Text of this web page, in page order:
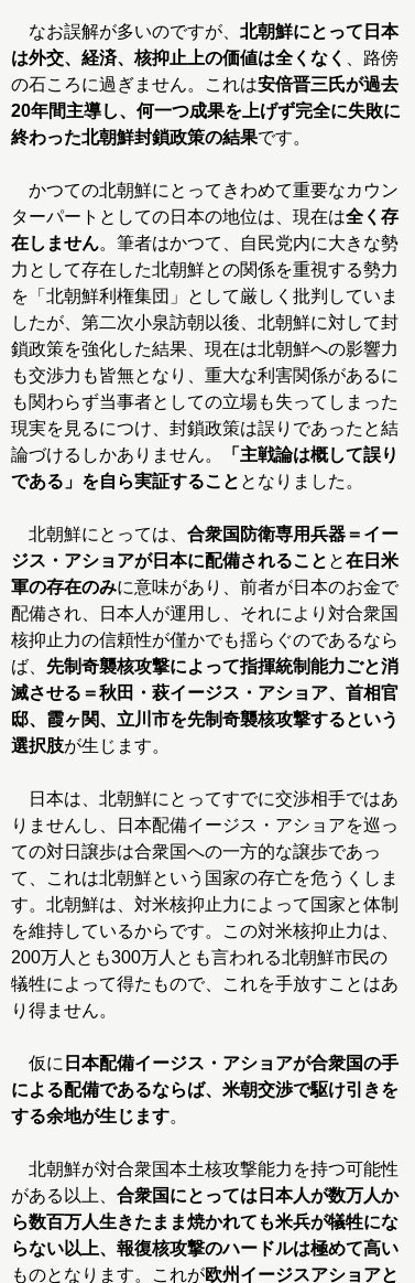
なお誤解が多いのですが、 北朝鮮にとって日本
は外交、経済、核抑止上の価値は全くなく 、路傍
の石ころに過ぎません。これは安倍晋三氏が過去
20年間主導し、何一つ成果を上げず完全に失敗に
終わった北朝鮮封鎖政策の結果です。
かつての北朝鮮にとってきわめて重要なカウン
ターパートとしての日本の地位は、現在は全く存
在しません。筆者はかつて、自民党内に大きな勢
力として存在した北朝鮮との関係を重視する勢力
を「北朝鮮利権集団」として厳しく批判していま
したが、第二次小泉訪朝以後、北朝鮮に対して封
鎖政策を強化した結果、現在は北朝鮮への影響力
も交渉力も皆無となり、重大な利害関係があるに
も関わらず当事者としての立場も失ってしまった
現実を見るにつけ、封鎖政策は誤りであったと結
論づけるしかありません。
「主戦論は概して誤り
である」を自ら実証すること となりました。
北朝鮮にとっては、 合衆国防衛専用兵器＝イー
ジス・アショアが日本に配備されること と在日米
軍の存在のみに意味があり、前者が日本のお金で
配備され、日本人が運用し、それにより対合衆国
核抑止力の信頼性が僅かでも揺らぐのであるなら
ば、 先制奇襲核攻撃によって指揮統制能力ごと消
滅させる＝秋田・萩イージス・アショア、首相官
邸、霞ヶ関、立川市を先制奇襲核攻撃するという
選択肢が生じます。
日本は、北朝鮮にとってすでに交渉相手ではあ
りませんし、日本配備イージス・アショアを巡っ
ての対日譲歩は合衆国への一方的な譲歩であっ
て、これは北朝鮮という国家の存亡を危うくしま
す。北朝鮮は、対米核抑止力によって国家と体制
を維持しているからです。この対米核抑止力は、
200万人とも300万人とも言われる北朝鮮市民の
犠牲によって得たもので、これを手放すことはあ
り得ません。
仮に 日本配備イージス・アショアが合衆国の手
による配備であるならば、米朝交渉で駆け引きを
する余地が生じます。
北朝鮮が対合衆国本土核攻撃能力を持つ可能性
がある以上、 合衆国にとっては日本人が数万人か
ら数百万人生きたまま焼かれても米兵が犠牲にな
らない以上、報復核攻撃のハードルは極めて高い
ものとなります。これが欧州イージスアショアと